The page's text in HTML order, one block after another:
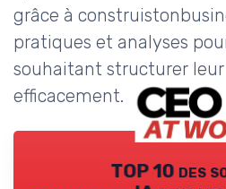
grâce à
pratiques et analyses
souhaitant structurer
efficacement.
TOP 10 des